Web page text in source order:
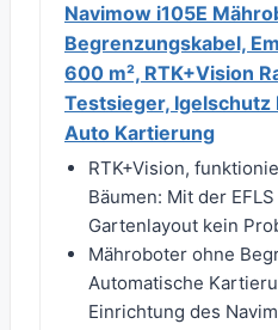
Navimow i105E
Begrenzungskabel,
600 m², RTK+Vision
Testsieger, Igelschutz
Auto Kartierung
RTK+Vision,
Bäumen: Mit der
Gartenlayout kein
Mähroboter ohne
Automatische
Einrichtung des